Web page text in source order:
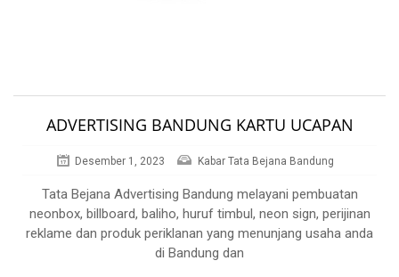
ADVERTISING BANDUNG KARTU UCAPAN
Desember 1, 2023 Kabar Tata Bejana Bandung
Tata Bejana Advertising Bandung melayani pembuatan
neonbox, billboard, baliho, huruf timbul, neon sign, perijinan
reklame dan produk periklanan yang menunjang usaha anda
di Bandung dan